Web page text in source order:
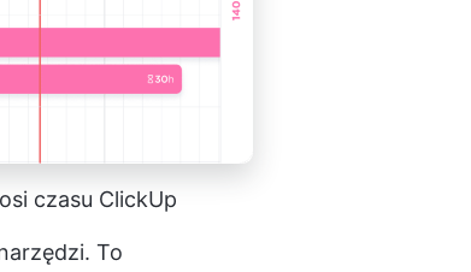
czasu ClickUp
To